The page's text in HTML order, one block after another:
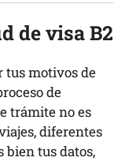
de visa B2
tus motivos de
de
trámite no es
diferentes
bien tus datos,